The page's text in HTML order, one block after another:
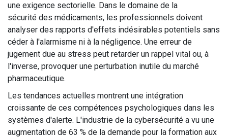
une exigence sectorielle. Dans le domaine de la
sécurité des médicaments, les professionnels doivent
analyser des rapports d'effets indésirables potentiels sans
céder à l'alarmisme ni à la négligence. Une erreur de
jugement due au stress peut retarder un rappel vital ou, à
l'inverse, provoquer une perturbation inutile du marché
pharmaceutique.
Les tendances actuelles montrent une intégration
croissante de ces compétences psychologiques dans les
systèmes d'alerte. L'industrie de la cybersécurité a vu une
augmentation de 63 % de la demande pour la formation aux